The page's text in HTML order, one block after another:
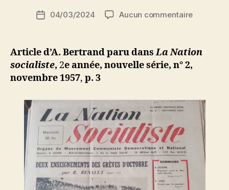
de
N
ji
b
Date04/03/2024 Aucun commentairesur
Article d’A. Bertrand paru dansLa Nation
socialiste, 2e année, nouvelle série, n° 2,
novembre 1957, p. 3